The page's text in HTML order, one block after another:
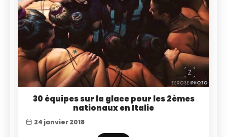
30 équipes sur la glace pour les 2èmes
nationaux en Italie
24 janvier 2018